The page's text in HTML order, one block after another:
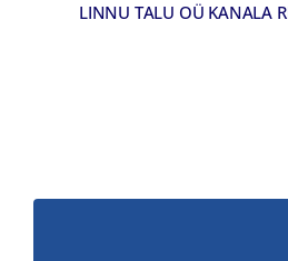
LINNU TALU OÜ KANALA